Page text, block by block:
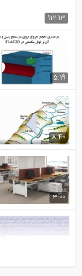
112:13
5:19
8:40
3:00